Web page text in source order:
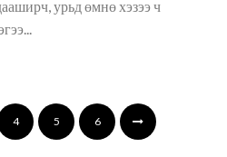
урьд өмнө хэзээ ч
4 5 6